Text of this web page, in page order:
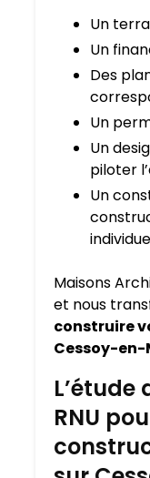
Un
Un
Des
Un
Un
piloter
Un
Maisons
et nous
construire
Cessoy-en-
L’étude
RNU